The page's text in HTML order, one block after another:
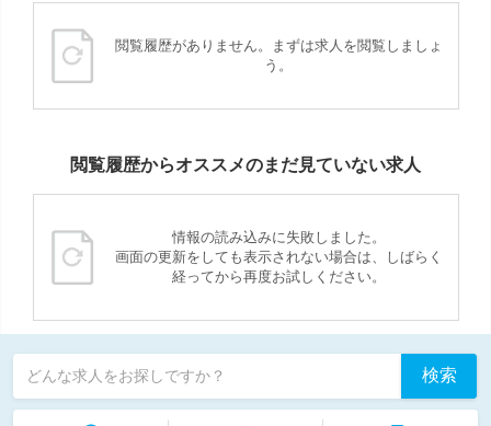
閲覧履歴がありません。まずは求人を閲覧しましょ
う。
閲覧履歴からオススメのまだ見ていない求人
情報の読み込みに失敗しました。
画面の更新をしても表示されない場合は、しばらく
経ってから再度お試しください。
どんな求人をお探しですか？ 検索